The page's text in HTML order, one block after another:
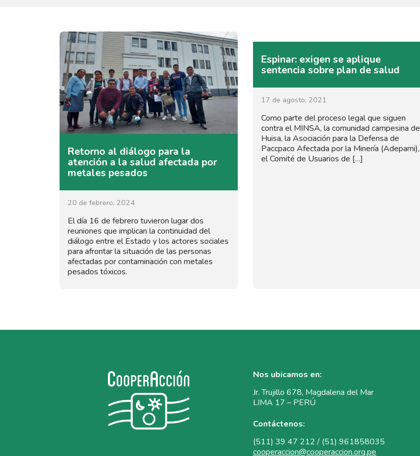
Retorno al diálogo para la
atención a la salud afectada por
metales pesados
20 de febrero, 2024
El día 16 de febrero tuvieron lugar dos
reuniones que implican la continuidad del
diálogo entre el Estado y los actores sociales
para afrontar la situación de las personas
afectadas por contaminación con metales
pesados tóxicos.
Espinar: exigen se aplique
sentencia sobre plan de salud
17 de agosto, 2021
Como parte del proceso legal que siguen
contra el MINSA, la comunidad campesina de
Huisa, la Asociación para la Defensa de
Paccpaco Afectada por la Minería (Adepami),
el Comité de Usuarios de […]
Nos ubicamos en:
Jr. Trujillo 678, Magdalena del Mar
LIMA 17 – PERÚ
Contáctenos:
(511) 39 47 212 / (51) 961858035
cooperaccion@cooperaccion.org.pe